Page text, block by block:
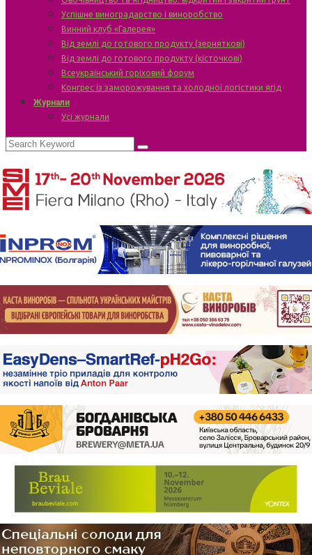
Успішне виноградарство і виноробство
Винний клуб «Галерея»
Від землі до готового продукту (зерняткові)
Від землі до готового продукту (кісточкові)
Всеукраїнський горіховий форум
Конгрес із заморожування та холодної логістики ягід
Журнали
Усі журнали